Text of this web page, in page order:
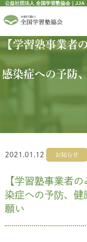
公益社団法人 全国学習塾協会｜
【学習塾事業者
感染症への予防
2021.01.12 お知らせ
【学習塾事業者
染症への予防、健
願い